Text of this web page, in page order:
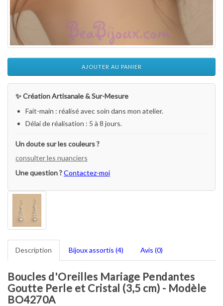
AJOUTER AU PANIER
✨ Création Artisanale & Sur-Mesure
Fait-main : réalisé avec soin dans mon atelier.
Délai de réalisation : 5 à 8 jours.
Un doute sur les couleurs ?
consulter les nuanciers
Une question ?Contactez-moi
Description Bijoux assortis (4) Avis (0)
Boucles d'Oreilles Mariage Pendantes
Goutte Perle et Cristal (3,5 cm) - Modèle
BO4270A